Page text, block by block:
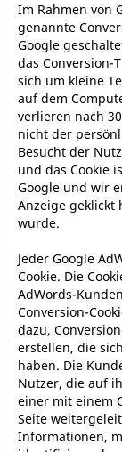
Im Rahmen von
genannte
Google
das Conversion-
sich um kleine
auf dem
verlieren nach
nicht der
Besucht der
und das Cookie
Google und wir
Anzeige geklickt
wurde.
Jeder Google
Cookie. Die
AdWords-
Conversion-
dazu,
erstellen, die
haben. Die
Nutzer, die auf
einer mit einem
Seite
Informationen,